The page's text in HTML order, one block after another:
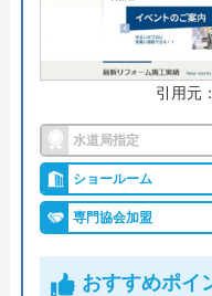
受
運営会社 株式
代表者
創業・設立 平成
引用元
水道局指定
ショールーム
専門協会加盟
おすすめポイ